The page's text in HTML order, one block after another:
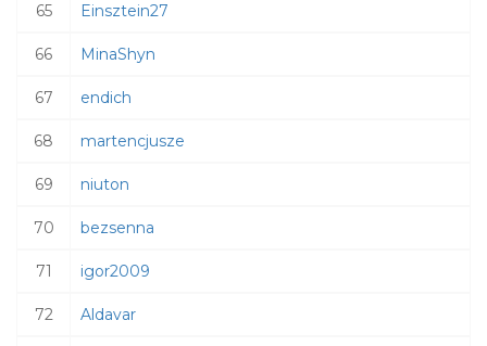
65 Einsztein27
66 MinaShyn
67 endich
68 martencjusze
69 niuton
70 bezsenna
71 igor2009
72 Aldavar